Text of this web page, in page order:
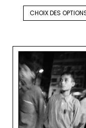
CHOIX DES